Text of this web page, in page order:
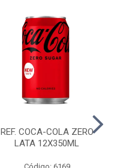
REF. COCA-COLA ZERO
LATA 12X350ML